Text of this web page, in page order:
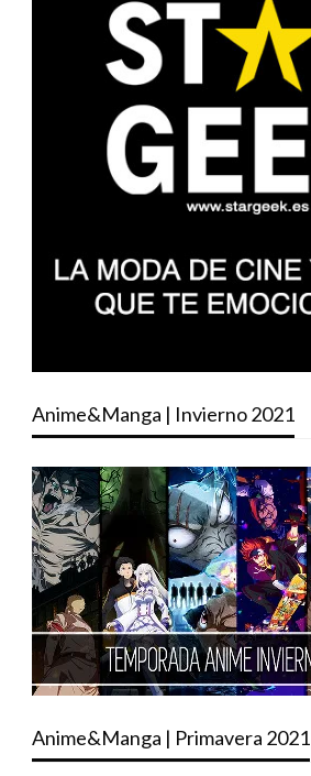
Anime&Manga | Invierno 2021
Anime&Manga | Primavera 2021